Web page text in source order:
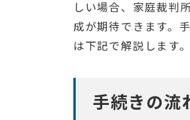
しい場合、家庭裁判
成が期待できます。
は下記で解説します。
手続きの流